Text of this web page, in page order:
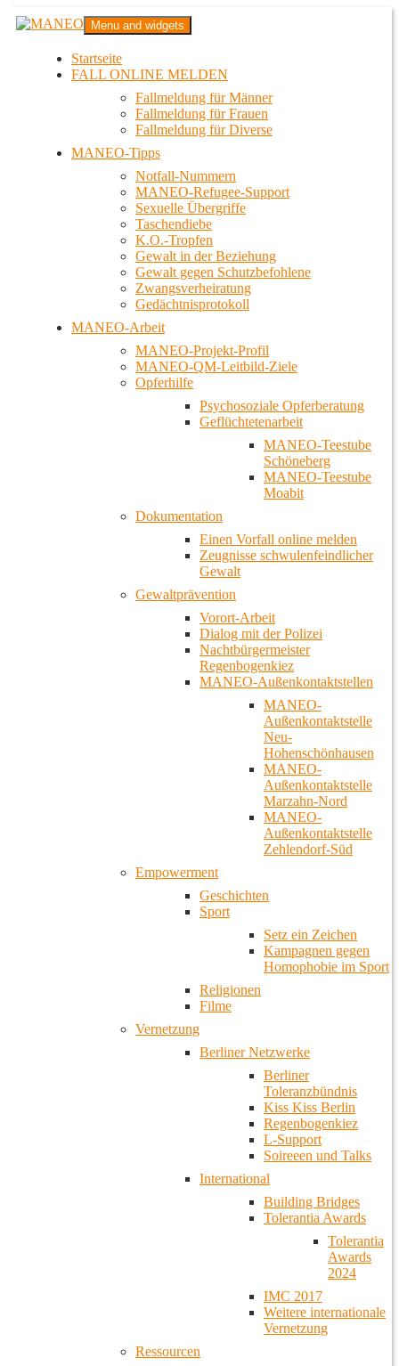
Zum
InhaltMANEO
Das schwule Anti-Gewalt-Projekt in Berlin
Menu and widgets
Startseite
FALL ONLINE MELDEN
Fallmeldung für Männer
Fallmeldung für Frauen
Fallmeldung für Diverse
MANEO-Tipps
Notfall-Nummern
MANEO-Refugee-Support
Sexuelle Übergriffe
Taschendiebe
K.O.-Tropfen
Gewalt in der Beziehung
Gewalt gegen Schutzbefohlene
Zwangsverheiratung
Gedächtnisprotokoll
MANEO-Arbeit
MANEO-Projekt-Profil
MANEO-QM-Leitbild-Ziele
Opferhilfe
Psychosoziale Opferberatung
Geflüchtetenarbeit
MANEO-Teestube
Schöneberg
MANEO-Teestube
Moabit
Dokumentation
Einen Vorfall online melden
Zeugnisse schwulenfeindlicher
Gewalt
Gewaltprävention
Vorort-Arbeit
Dialog mit der Polizei
Nachtbürgermeister
Regenbogenkiez
MANEO-Außenkontaktstellen
MANEO-
Außenkontaktstelle
Neu-
Hohenschönhausen
MANEO-
Außenkontaktstelle
Marzahn-Nord
MANEO-
Außenkontaktstelle
Zehlendorf-Süd
Empowerment
Geschichten
Sport
Setz ein Zeichen
Kampagnen gegen
Homophobie im Sport
Religionen
Filme
Vernetzung
Berliner Netzwerke
Berliner
Toleranzbündnis
Kiss Kiss Berlin
Regenbogenkiez
L-Support
Soireeen und Talks
International
Building Bridges
Tolerantia Awards
Tolerantia
Awards
2024
IMC 2017
Weitere internationale
Vernetzung
Ressourcen